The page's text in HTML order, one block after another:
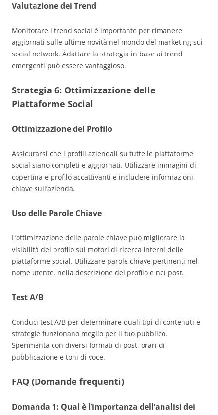
Valutazione dei Trend
Monitorare i trend social è importante per rimanere
aggiornati sulle ultime novità nel mondo del marketing sui
social network. Adattare la strategia in base ai trend
emergenti può essere vantaggioso.
Strategia 6: Ottimizzazione delle
Piattaforme Social
Ottimizzazione del Profilo
Assicurarsi che i profili aziendali su tutte le piattaforme
social siano completi e aggiornati. Utilizzare immagini di
copertina e profilo accattivanti e includere informazioni
chiave sull’azienda.
Uso delle Parole Chiave
L’ottimizzazione delle parole chiave può migliorare la
visibilità del profilo sui motori di ricerca interni delle
piattaforme social. Utilizzare parole chiave pertinenti nel
nome utente, nella descrizione del profilo e nei post.
Test A/B
Conduci test A/B per determinare quali tipi di contenuti e
strategie funzionano meglio per il tuo pubblico.
Sperimenta con diversi formati di post, orari di
pubblicazione e toni di voce.
FAQ (Domande frequenti)
Domanda 1: Qual è l’importanza dell’analisi dei